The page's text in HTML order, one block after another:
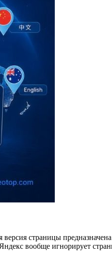
страницы
вообще игнорирует